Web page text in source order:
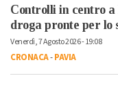
Controlli in centro a
droga pronte per lo
Venerdì, 7 Agosto 2026 - 19:08
CRONACA-PAVIA